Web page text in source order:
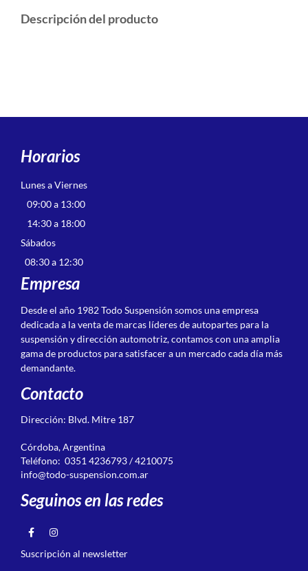
Descripción del producto
Horarios
Lunes a Viernes
09:00 a 13:00
14:30 a 18:00
Sábados
08:30 a 12:30
Empresa
Desde el año 1982 Todo Suspensión somos una empresa
dedicada a la venta de marcas líderes de autopartes para la
suspensión y dirección automotriz, contamos con una amplia
gama de productos para satisfacer a un mercado cada día más
demandante.
Contacto
Dirección: Blvd. Mitre 187
Córdoba, Argentina
Teléfono: 0351 4236793 / 4210075
info@todo-suspension.com.ar
Seguinos en las redes
Suscripción al newsletter